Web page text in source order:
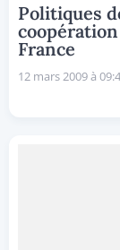
Politiques
France
12 mars 2009 à